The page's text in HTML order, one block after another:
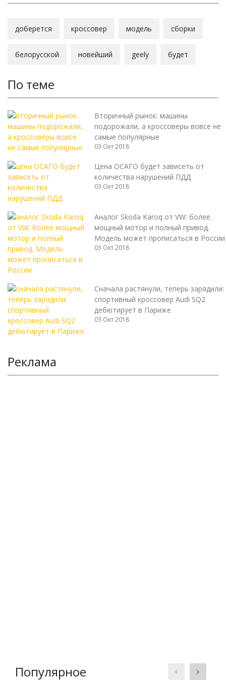
доберется кроссовер модель сборки
белорусской новейший geely будет
По теме
Вторичный рынок: машины
подорожали, а кроссоверы вовсе не
самые популярные
03 Окт 2018
Цена ОСАГО будет зависеть от
количества нарушений ПДД
03 Окт 2018
Аналог Skoda Karoq от VW: более
мощный мотор и полный привод.
Модель может прописаться в России
03 Окт 2018
Сначала растянули, теперь зарядили:
спортивный кроссовер Audi SQ2
дебютирует в Париже
03 Окт 2018
Реклама
Популярное